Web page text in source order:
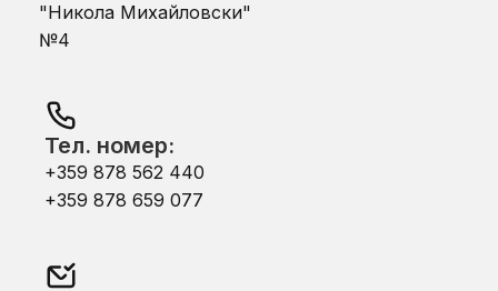
"Никола Михайловски"
№4
Тел. номер:
+359 878 562 440
+359 878 659 077